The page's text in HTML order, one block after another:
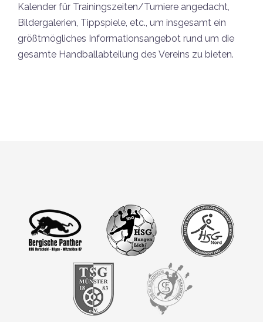
Kalender für Trainingszeiten/Turniere angedacht,
Bildergalerien, Tippspiele, etc., um insgesamt ein
größtmögliches Informationsangebot rund um die
gesamte Handballabteilung des Vereins zu bieten.